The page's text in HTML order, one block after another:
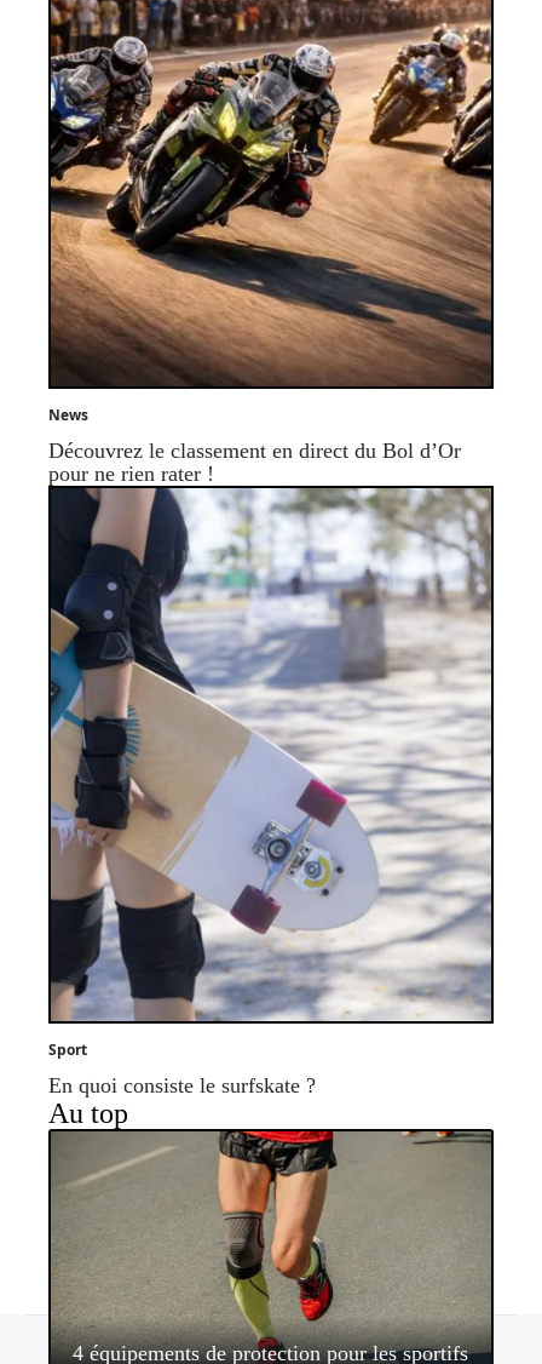
News
Découvrez le classement en direct du Bol d’Or
pour ne rien rater !
Sport
En quoi consiste le surfskate ?
Au top
4 équipements de protection pour les sportifs
Contact Mentions légales Sitemap